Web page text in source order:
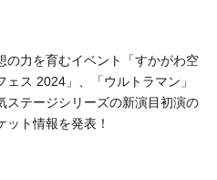
の力を育むイベント「すかがわ空
ェス 2024」、「ウルトラマン」
ステージシリーズの新演目初演の
ット情報を発表！